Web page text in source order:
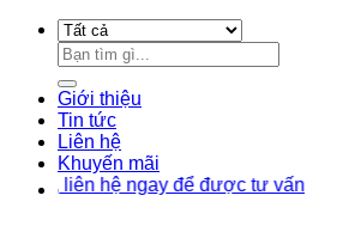
Tìm
kiếm:
Giới thiệu
Tin tức
Liên hệ
Khuyến mãi
hệ ngay để được tư vấn